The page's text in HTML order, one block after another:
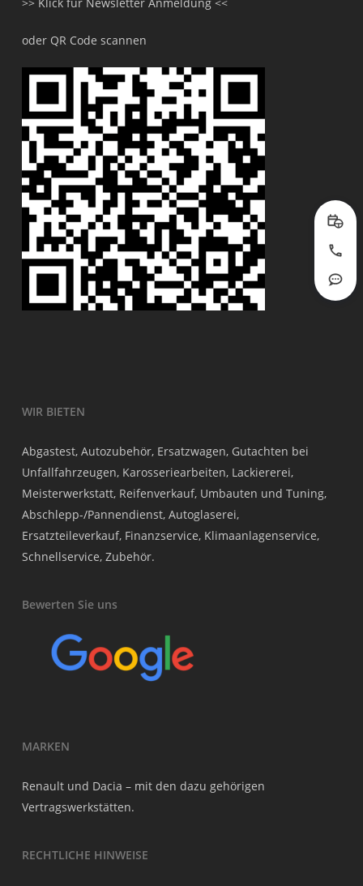
oder QR Code scannen
WIR BIETEN
Abgastest, Autozubehör, Ersatzwagen, Gutachten bei
Unfallfahrzeugen, Karosseriearbeiten, Lackiererei,
Meisterwerkstatt, Reifenverkauf, Umbauten und Tuning,
Abschlepp-/Pannendienst, Autoglaserei,
Ersatzteileverkauf, Finanzservice, Klimaanlagenservice,
Schnellservice, Zubehör.
Bewerten Sie uns
MARKEN
Renault und Dacia – mit den dazu gehörigen
Vertragswerkstätten.
RECHTLICHE HINWEISE
Jetzt